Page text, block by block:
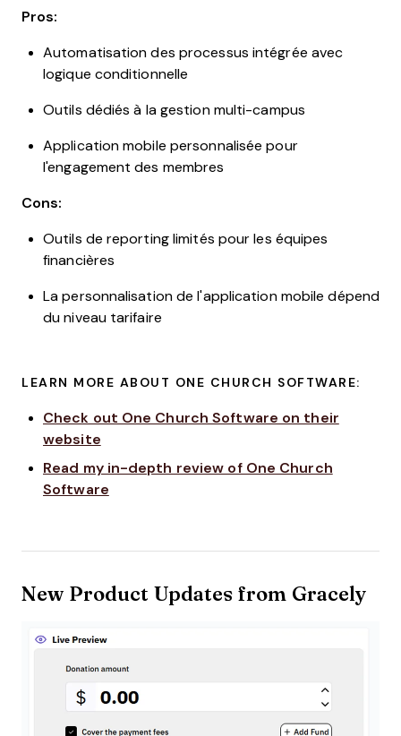
Pros:
Automatisation des processus intégrée avec
logique conditionnelle
Outils dédiés à la gestion multi-campus
Application mobile personnalisée pour
l'engagement des membres
Cons:
Outils de reporting limités pour les équipes
financières
La personnalisation de l'application mobile dépend
du niveau tarifaire
LEARN MORE ABOUT ONE CHURCH SOFTWARE:
Check out One Church Software on their
website
Read my in-depth review of One Church
Software
New Product Updates from Gracely